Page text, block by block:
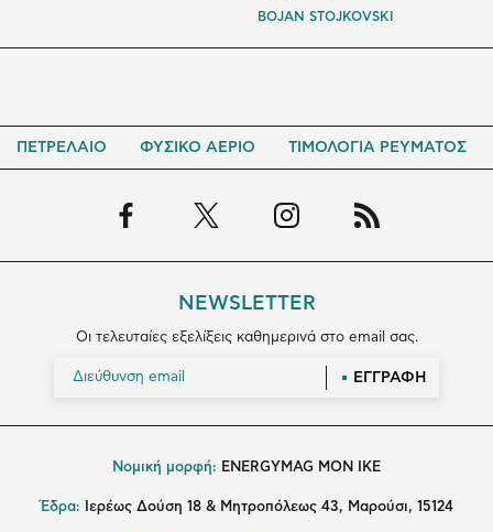
BOJAN STOJKOVSKI
ΠΕΤΡΕΛΑΙΟ ΦΥΣΙΚΟ ΑΕΡΙΟ ΤΙΜΟΛΟΓΙΑ ΡΕΥΜΑΤΟΣ
NEWSLETTER
Οι τελευταίες εξελίξεις καθημερινά στο email σας.
ΕΓΓΡΑΦΗ
Νομική μορφή: ENERGYMAG MON IKE
Έδρα: Ιερέως Δούση 18 & Μητροπόλεως 43, Μαρούσι, 15124